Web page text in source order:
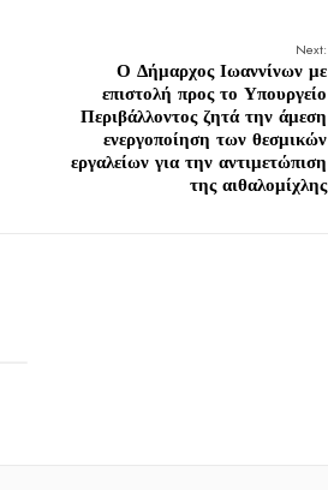
Next:
Ο Δήμαρχος Ιωαννίνων με
επιστολή προς το Υπουργείο
Περιβάλλοντος ζητά την άμεση
ενεργοποίηση των θεσμικών
εργαλείων για την αντιμετώπιση
της αιθαλομίχλης